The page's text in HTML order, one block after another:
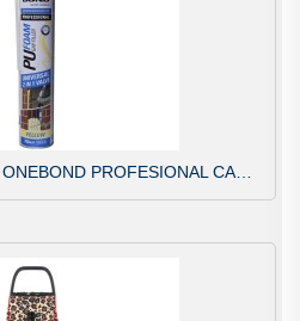
ESPUMA POLIURETANO ONEBOND PROFESIONAL CANULA Y PISTOLA 750ML. 17000017397